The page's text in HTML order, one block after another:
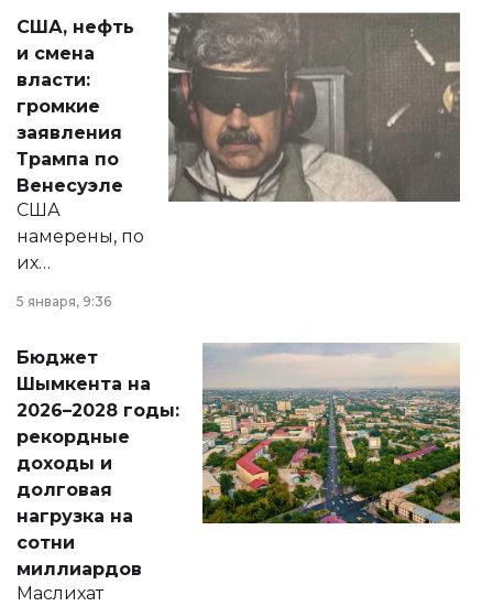
актуальных тем —
от слухов о
политических
реформах до
вопросов армии,
экономики и
личного здоровья.
США, нефть
и смена
власти:
громкие
заявления
Трампа по
Венесуэле
США
намерены, по
их
принести
народу
Венесуэлы.
5 января, 9:36
Бюджет
Шымкента на
2026–2028 годы:
рекордные
доходы и
долговая
нагрузка на
сотни
миллиардов
Маслихат